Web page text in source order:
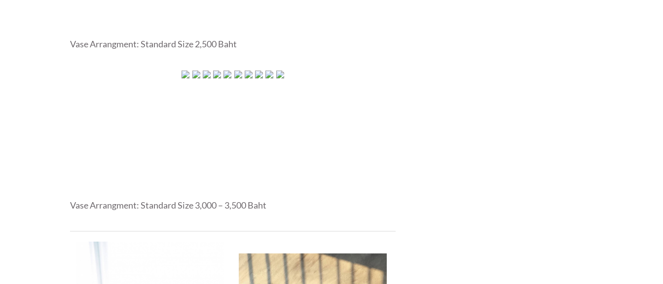
Vase Arrangment: Standard Size 2,500 Baht
Vase Arrangment: Standard Size 3,000 – 3,500 Baht